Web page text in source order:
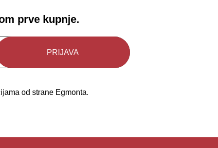
prve kupnje.
od strane Egmonta.